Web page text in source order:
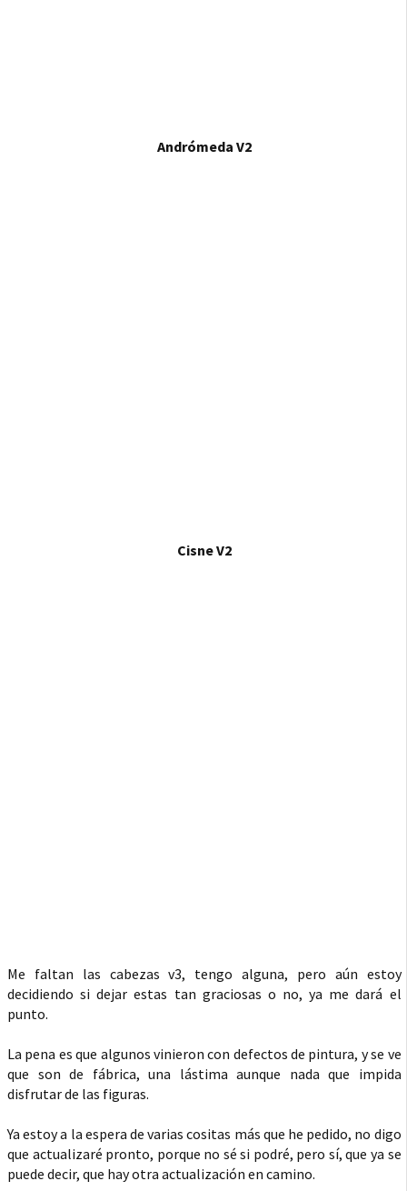
Andrómeda V2
Cisne V2
Me faltan las cabezas v3, tengo alguna, pero aún estoy
decidiendo si dejar estas tan graciosas o no, ya me dará el
punto.
La pena es que algunos vinieron con defectos de pintura, y se ve
que son de fábrica, una lástima aunque nada que impida
disfrutar de las figuras.
Ya estoy a la espera de varias cositas más que he pedido, no digo
que actualizaré pronto, porque no sé si podré, pero sí, que ya se
puede decir, que hay otra actualización en camino.